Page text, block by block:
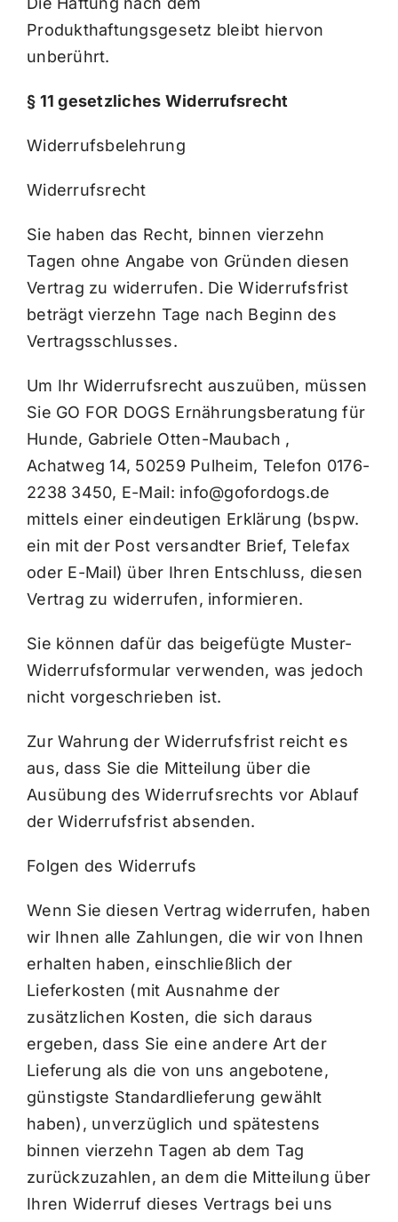
Produkthaftungsgesetz bleibt hiervon
unberührt.
§ 11 gesetzliches Widerrufsrecht
Widerrufsbelehrung
Widerrufsrecht
Sie haben das Recht, binnen vierzehn
Tagen ohne Angabe von Gründen diesen
Vertrag zu widerrufen. Die Widerrufsfrist
beträgt vierzehn Tage nach Beginn des
Vertragsschlusses.
Um Ihr Widerrufsrecht auszuüben, müssen
Sie GO FOR DOGS Ernährungsberatung für
Hunde, Gabriele Otten-Maubach ,
Achatweg 14, 50259 Pulheim, Telefon 0176-
2238 3450, E-Mail: info@gofordogs.de
mittels einer eindeutigen Erklärung (bspw.
ein mit der Post versandter Brief, Telefax
oder E-Mail) über Ihren Entschluss, diesen
Vertrag zu widerrufen, informieren.
Sie können dafür das beigefügte Muster-
Widerrufsformular verwenden, was jedoch
nicht vorgeschrieben ist.
Zur Wahrung der Widerrufsfrist reicht es
aus, dass Sie die Mitteilung über die
Ausübung des Widerrufsrechts vor Ablauf
der Widerrufsfrist absenden.
Folgen des Widerrufs
Wenn Sie diesen Vertrag widerrufen, haben
wir Ihnen alle Zahlungen, die wir von Ihnen
erhalten haben, einschließlich der
Lieferkosten (mit Ausnahme der
zusätzlichen Kosten, die sich daraus
ergeben, dass Sie eine andere Art der
Lieferung als die von uns angebotene,
günstigste Standardlieferung gewählt
haben), unverzüglich und spätestens
binnen vierzehn Tagen ab dem Tag
zurückzuzahlen, an dem die Mitteilung über
Ihren Widerruf dieses Vertrags bei uns